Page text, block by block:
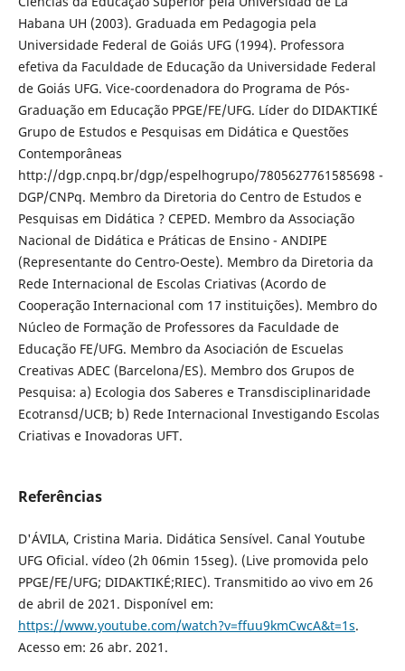
Habana UH (2003). Graduada em Pedagogia pela
Universidade Federal de Goiás UFG (1994). Professora
efetiva da Faculdade de Educação da Universidade Federal
de Goiás UFG. Vice-coordenadora do Programa de Pós-
Graduação em Educação PPGE/FE/UFG. Líder do DIDAKTIKÉ
Grupo de Estudos e Pesquisas em Didática e Questões
Contemporâneas
http://dgp.cnpq.br/dgp/espelhogrupo/7805627761585698 -
DGP/CNPq. Membro da Diretoria do Centro de Estudos e
Pesquisas em Didática ? CEPED. Membro da Associação
Nacional de Didática e Práticas de Ensino - ANDIPE
(Representante do Centro-Oeste). Membro da Diretoria da
Rede Internacional de Escolas Criativas (Acordo de
Cooperação Internacional com 17 instituições). Membro do
Núcleo de Formação de Professores da Faculdade de
Educação FE/UFG. Membro da Asociación de Escuelas
Creativas ADEC (Barcelona/ES). Membro dos Grupos de
Pesquisa: a) Ecologia dos Saberes e Transdisciplinaridade
Ecotransd/UCB; b) Rede Internacional Investigando Escolas
Criativas e Inovadoras UFT.
Referências
D'ÁVILA, Cristina Maria. Didática Sensível. Canal Youtube
UFG Oficial. vídeo (2h 06min 15seg). (Live promovida pelo
PPGE/FE/UFG; DIDAKTIKÉ;RIEC). Transmitido ao vivo em 26
de abril de 2021. Disponível em:
https://www.youtube.com/watch?v=ffuu9kmCwcA&t=1s.
Acesso em: 26 abr. 2021.